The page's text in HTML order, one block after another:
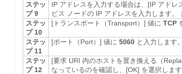
ステッ
プ 9
IP アドレスを入力する場合は、[IP アドレ
ビス
ノードの IP アドレスを入力します。
ステッ
プ 10
[トランスポート（Transport）] 値に TCP
ステッ
プ 11
[ポート（Port）] 値に 5060 と入力します。
ステッ
プ 12
[要求 URI 内のホストを置き換える（
なっているのを確認し、[OK] を選択しま